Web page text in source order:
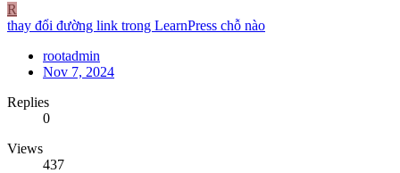
R
thay đổi đường link trong LearnPress chỗ nào
rootadmin
Nov 7, 2024
Replies
0
Views
437